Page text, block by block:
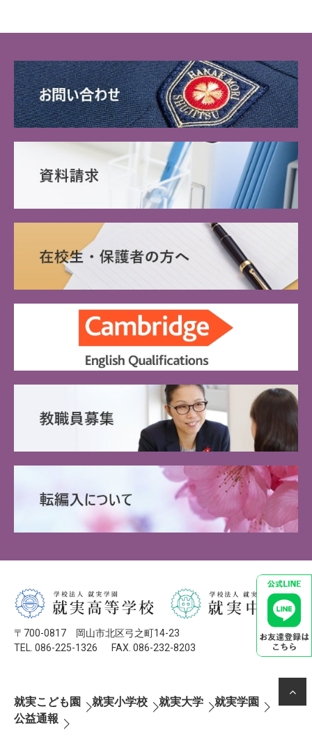
〒700-0817 岡山市北区弓之町14-23
TEL. 086-225-1326
FAX. 086-232-8203
就実こども園 就実小学校 就実大学
就実学園
公益通報